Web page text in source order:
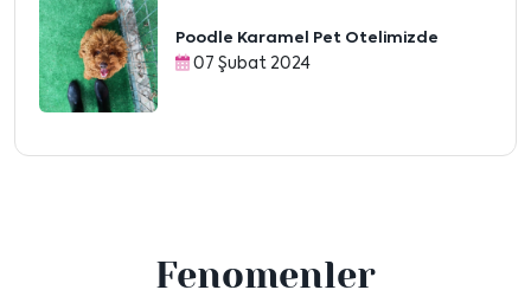
Poodle Karamel Pet Otelimizde
07 Şubat 2024
Fenomenler